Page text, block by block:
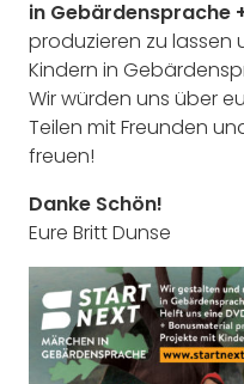
in Gebärdensprache
produzieren zu lassen
Kindern in
Wir würden uns über
Teilen mit Freunden
freuen!
Danke Schön!
Eure Britt Dunse